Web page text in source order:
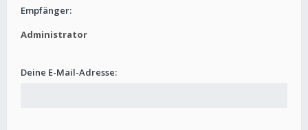
Empfänger:
Administrator
Deine E-Mail-Adresse: